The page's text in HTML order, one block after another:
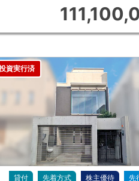
資実行済
貸付 先着方式 株主優待 先